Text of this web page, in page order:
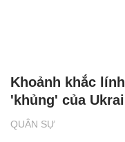
QUÂN SỰ
Khoảnh khắc
'khủng' của